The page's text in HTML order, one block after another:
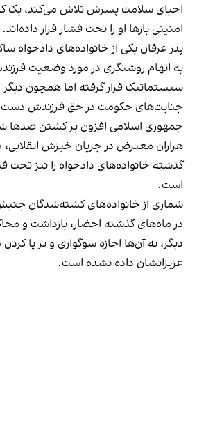
احیای سلامت پسرش تلاش می‌کند، یک
امنیتی بارها او را تحت فشار قرار داده‌اند.
پدر عرفان یکی از خانواده‌های دادخواه
به اتهام روشنگری در مورد وضعیت
سیستماتیک قرار گرفته اما همچون دیگر
جنایت‌های حکومت در حق فرزندش
جمهوری اسلامی افزون بر کشتن صدها
هزاران معترض در جریان خیزش
گذشته خانواده‌های دادخواه را نیز تحت
است.
شماری از خانواده‌های کشته‌شدگان جنبش
در ماه‌های گذشته احضار، بازداشت و
دیگر، به آن‌ها اجازه سوگواری و بر پا
عزیزانشان داده نشده است.